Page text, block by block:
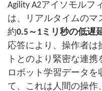
Agility A2アイソモルフ
は、リアルタイムのマ
約0.5～1ミリ秒の低遅
応答により、操作者は
トとのより緊密な連携
ロボット学習データを
て、これは人間の操作